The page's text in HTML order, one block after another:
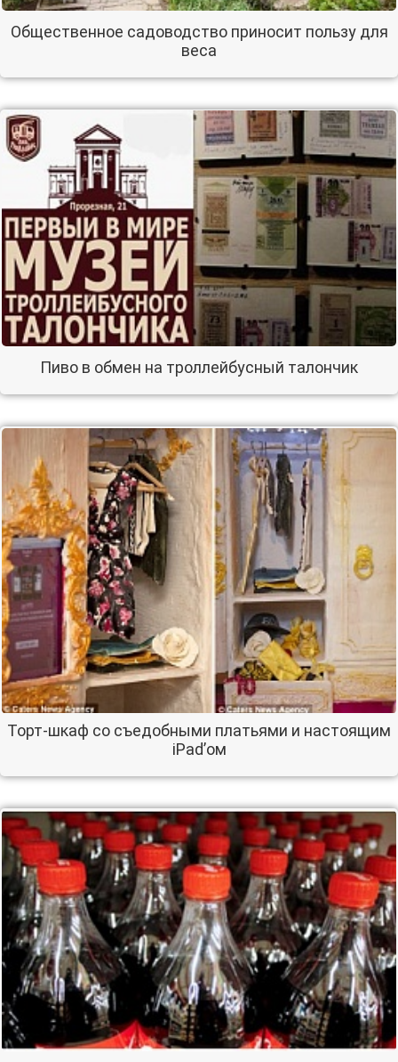
Общественное садоводство приносит пользу для
веса
Пиво в обмен на троллейбусный талончик
Торт-шкаф со съедобными платьями и настоящим
iPad’ом